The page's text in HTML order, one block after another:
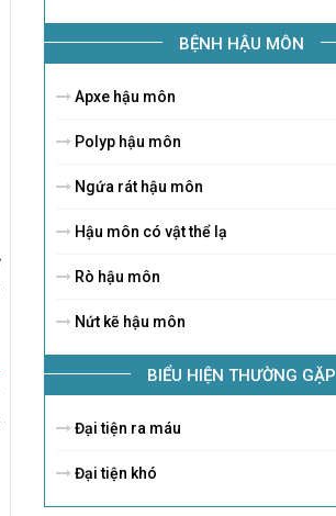
BỆNH HẬU MÔN
Apxe hậu môn
Polyp hậu môn
Ngứa rát hậu môn
Hậu môn có vật thể lạ
Rò hậu môn
Nứt kẽ hậu môn
BIỂU HIỆN THƯỜNG GẶP
Đại tiện ra máu
Đại tiện khó